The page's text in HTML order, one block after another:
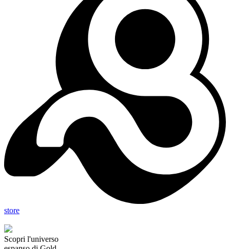
store
Scopri l'universo